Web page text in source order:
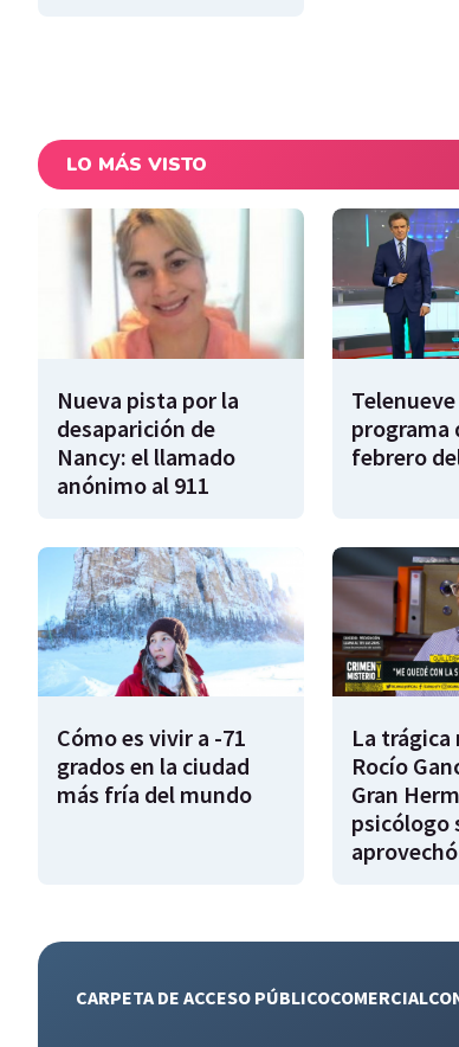
LO MÁS VISTO
Nueva pista por la
desaparición de
Nancy: el llamado
anónimo al 911
programa
febrero
Cómo es vivir a -71
grados en la ciudad
más fría del mundo
La
Rocío
Gran
psicólogo
CARPETA DE ACCESO PÚBLICOCOMERCIAL